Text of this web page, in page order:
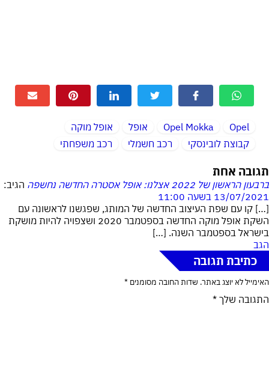
Opel
Opel Mokka אופל
אופל מוקה
קבוצת לובינסקי
רכב חשמלי רכב משפחתי
תגובה אחת
ברבעון הראשון של 2022 אצלנו: אופל אסטרה החדשה נחשפה
הגיב:
13/07/2021 בשעה 11:00
[…] קו עם שפת העיצוב החדשה של המותג, שפגשנו לראשונה עם
השקת אופל מוקה החדשה בספטמבר 2020 ושצפויה להיות מושקת
בישראל בספטמבר השנה. […]
הגב
כתיבת תגובה
האימייל לא יוצג באתר. שדות החובה מסומנים *
התגובה שלך *